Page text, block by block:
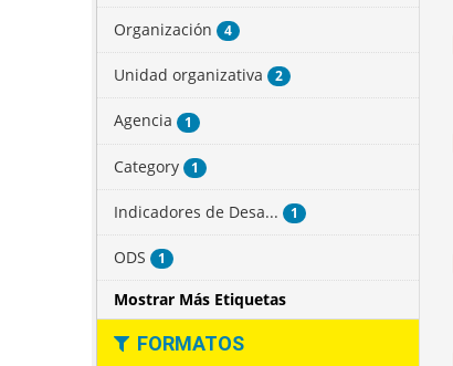
Organización 4
Unidad organizativa 2
Agencia 1
Category 1
Indicadores de Desa... 1
ODS 1
Mostrar Más Etiquetas
FORMATOS